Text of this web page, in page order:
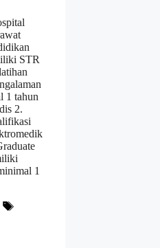
STR
1 tahun
2.
1
Tag